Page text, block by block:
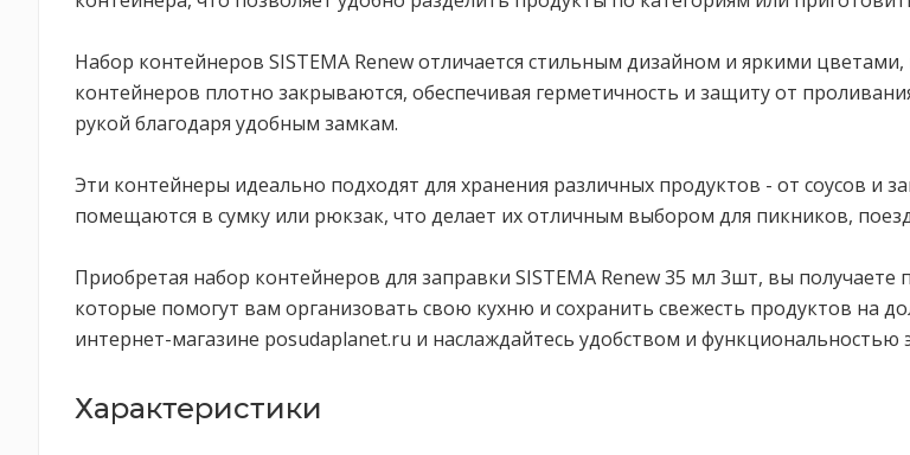
Набор контейнеров SISTEMA Renew отличается стильным дизайном и яркими
контейнеров плотно закрываются, обеспечивая герметичность и защиту от
рукой благодаря удобным замкам.
Эти контейнеры идеально подходят для хранения различных продуктов - от соусов и
помещаются в сумку или рюкзак, что делает их отличным выбором для пикников,
Приобретая набор контейнеров для заправки SISTEMA Renew 35 мл 3шт, вы
которые помогут вам организовать свою кухню и сохранить свежесть продуктов на
интернет-магазине posudaplanet.ru и наслаждайтесь удобством и функциональностью
Характеристики